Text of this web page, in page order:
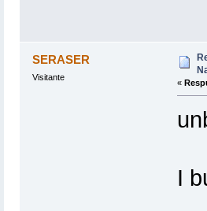
SERASER
Visitante
«
I